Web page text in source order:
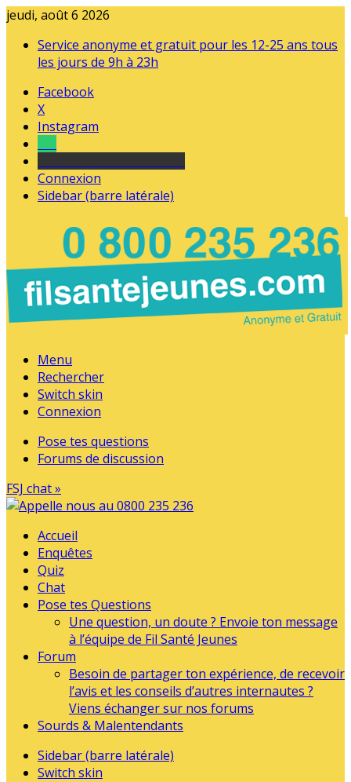
jeudi, août 6 2026
Service anonyme et gratuit pour les 12-25 ans tous
les jours de 9h à 23h
Facebook
X
Instagram
Connexion
Sidebar (barre latérale)
Menu
Rechercher
Switch skin
Connexion
Pose tes questions
Forums de discussion
FSJ chat »
Accueil
Enquêtes
Quiz
Chat
Pose tes Questions
Une question, un doute ? Envoie ton message
à l’équipe de Fil Santé Jeunes
Forum
Besoin de partager ton expérience, de recevoir
l’avis et les conseils d’autres internautes ?
Viens échanger sur nos forums
Sourds & Malentendants
Sidebar (barre latérale)
Switch skin